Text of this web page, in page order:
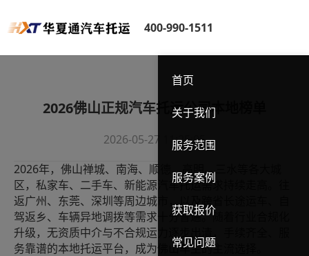
400-990-1511
首页
关于我们
服务范围
服务案例
获取报价
常见问题
2026佛山正规汽车托运公司本地榜单
2026-05-27 11:25:05
2026年，佛山禅城、南海、顺德、高明、三水等各大城
区，私家车、二手车、新能源汽车托运需求持续走高。往
返广州、东莞、深圳等周边城市，以及跨省长途运车、自
驾返乡、车辆异地调拨等需求十分普遍。随着行业合规化
升级，无资质中介与不合规运力逐步出清，手续齐全、服
务靠谱的本地托运平台，成为佛山车主的主流选择。